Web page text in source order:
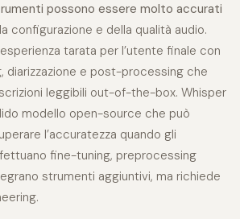
possono essere molto accurati
configurazione e della qualità audio.
tarata per l’utente finale con
diarizzazione e post-processing che
leggibili out-of-the-box. Whisper
modello open-source che può
l’accuratezza quando gli
fine-tuning, preprocessing
strumenti aggiuntivi, ma richiede